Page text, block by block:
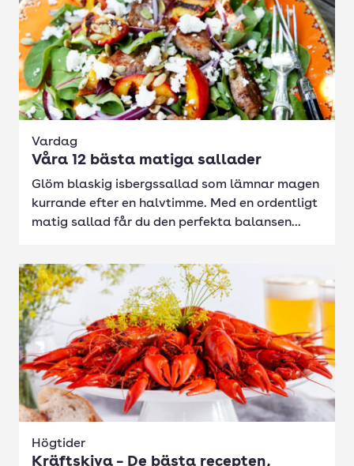
Vardag
Våra 12 bästa matiga sallader
Glöm blaskig isbergssallad som lämnar magen
kurrande efter en halvtimme. Med en ordentligt
matig sallad får du den perfekta balansen...
Högtider
Kräftskiva – De bästa recepten,